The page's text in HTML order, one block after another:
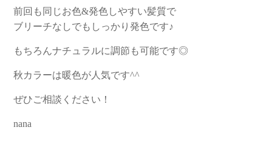
前回も同じお色&発色しやすい髪質で
ブリーチなしでもしっかり発色です♪
もちろんナチュラルに調節も可能です◎
秋カラーは暖色が人気です^^
ぜひご相談ください！
nana